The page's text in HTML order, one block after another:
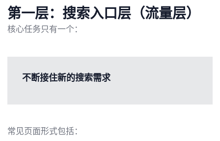
第一层：搜索入口层（流量层）
核心任务只有一个：
不断接住新的搜索需求
常见页面形式包括：